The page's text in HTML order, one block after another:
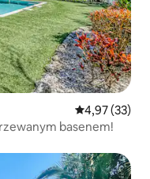
Średnia
4,97 (33)
basenem!